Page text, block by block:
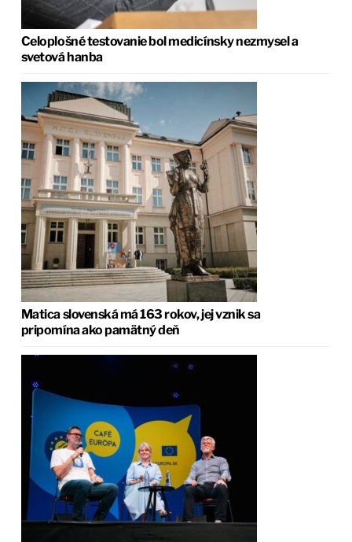
Celoplošné testovanie bol medicínsky nezmysel a
svetová hanba
Matica slovenská má 163 rokov, jej vznik sa
pripomína ako pamätný deň